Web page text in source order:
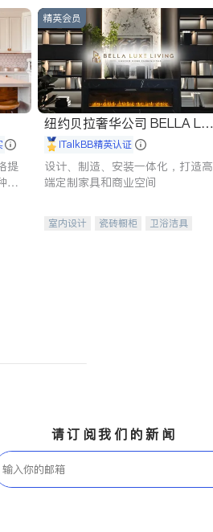
释
提
优
精英会员
纽约贝拉奢华公司 BELLA LUX
E iTalkBB精英认证
设计、制造、安装一体化，打造高
端定制家具和商业空间
室内设计 瓷砖橱柜
卫浴洁具
请订阅我们的新闻